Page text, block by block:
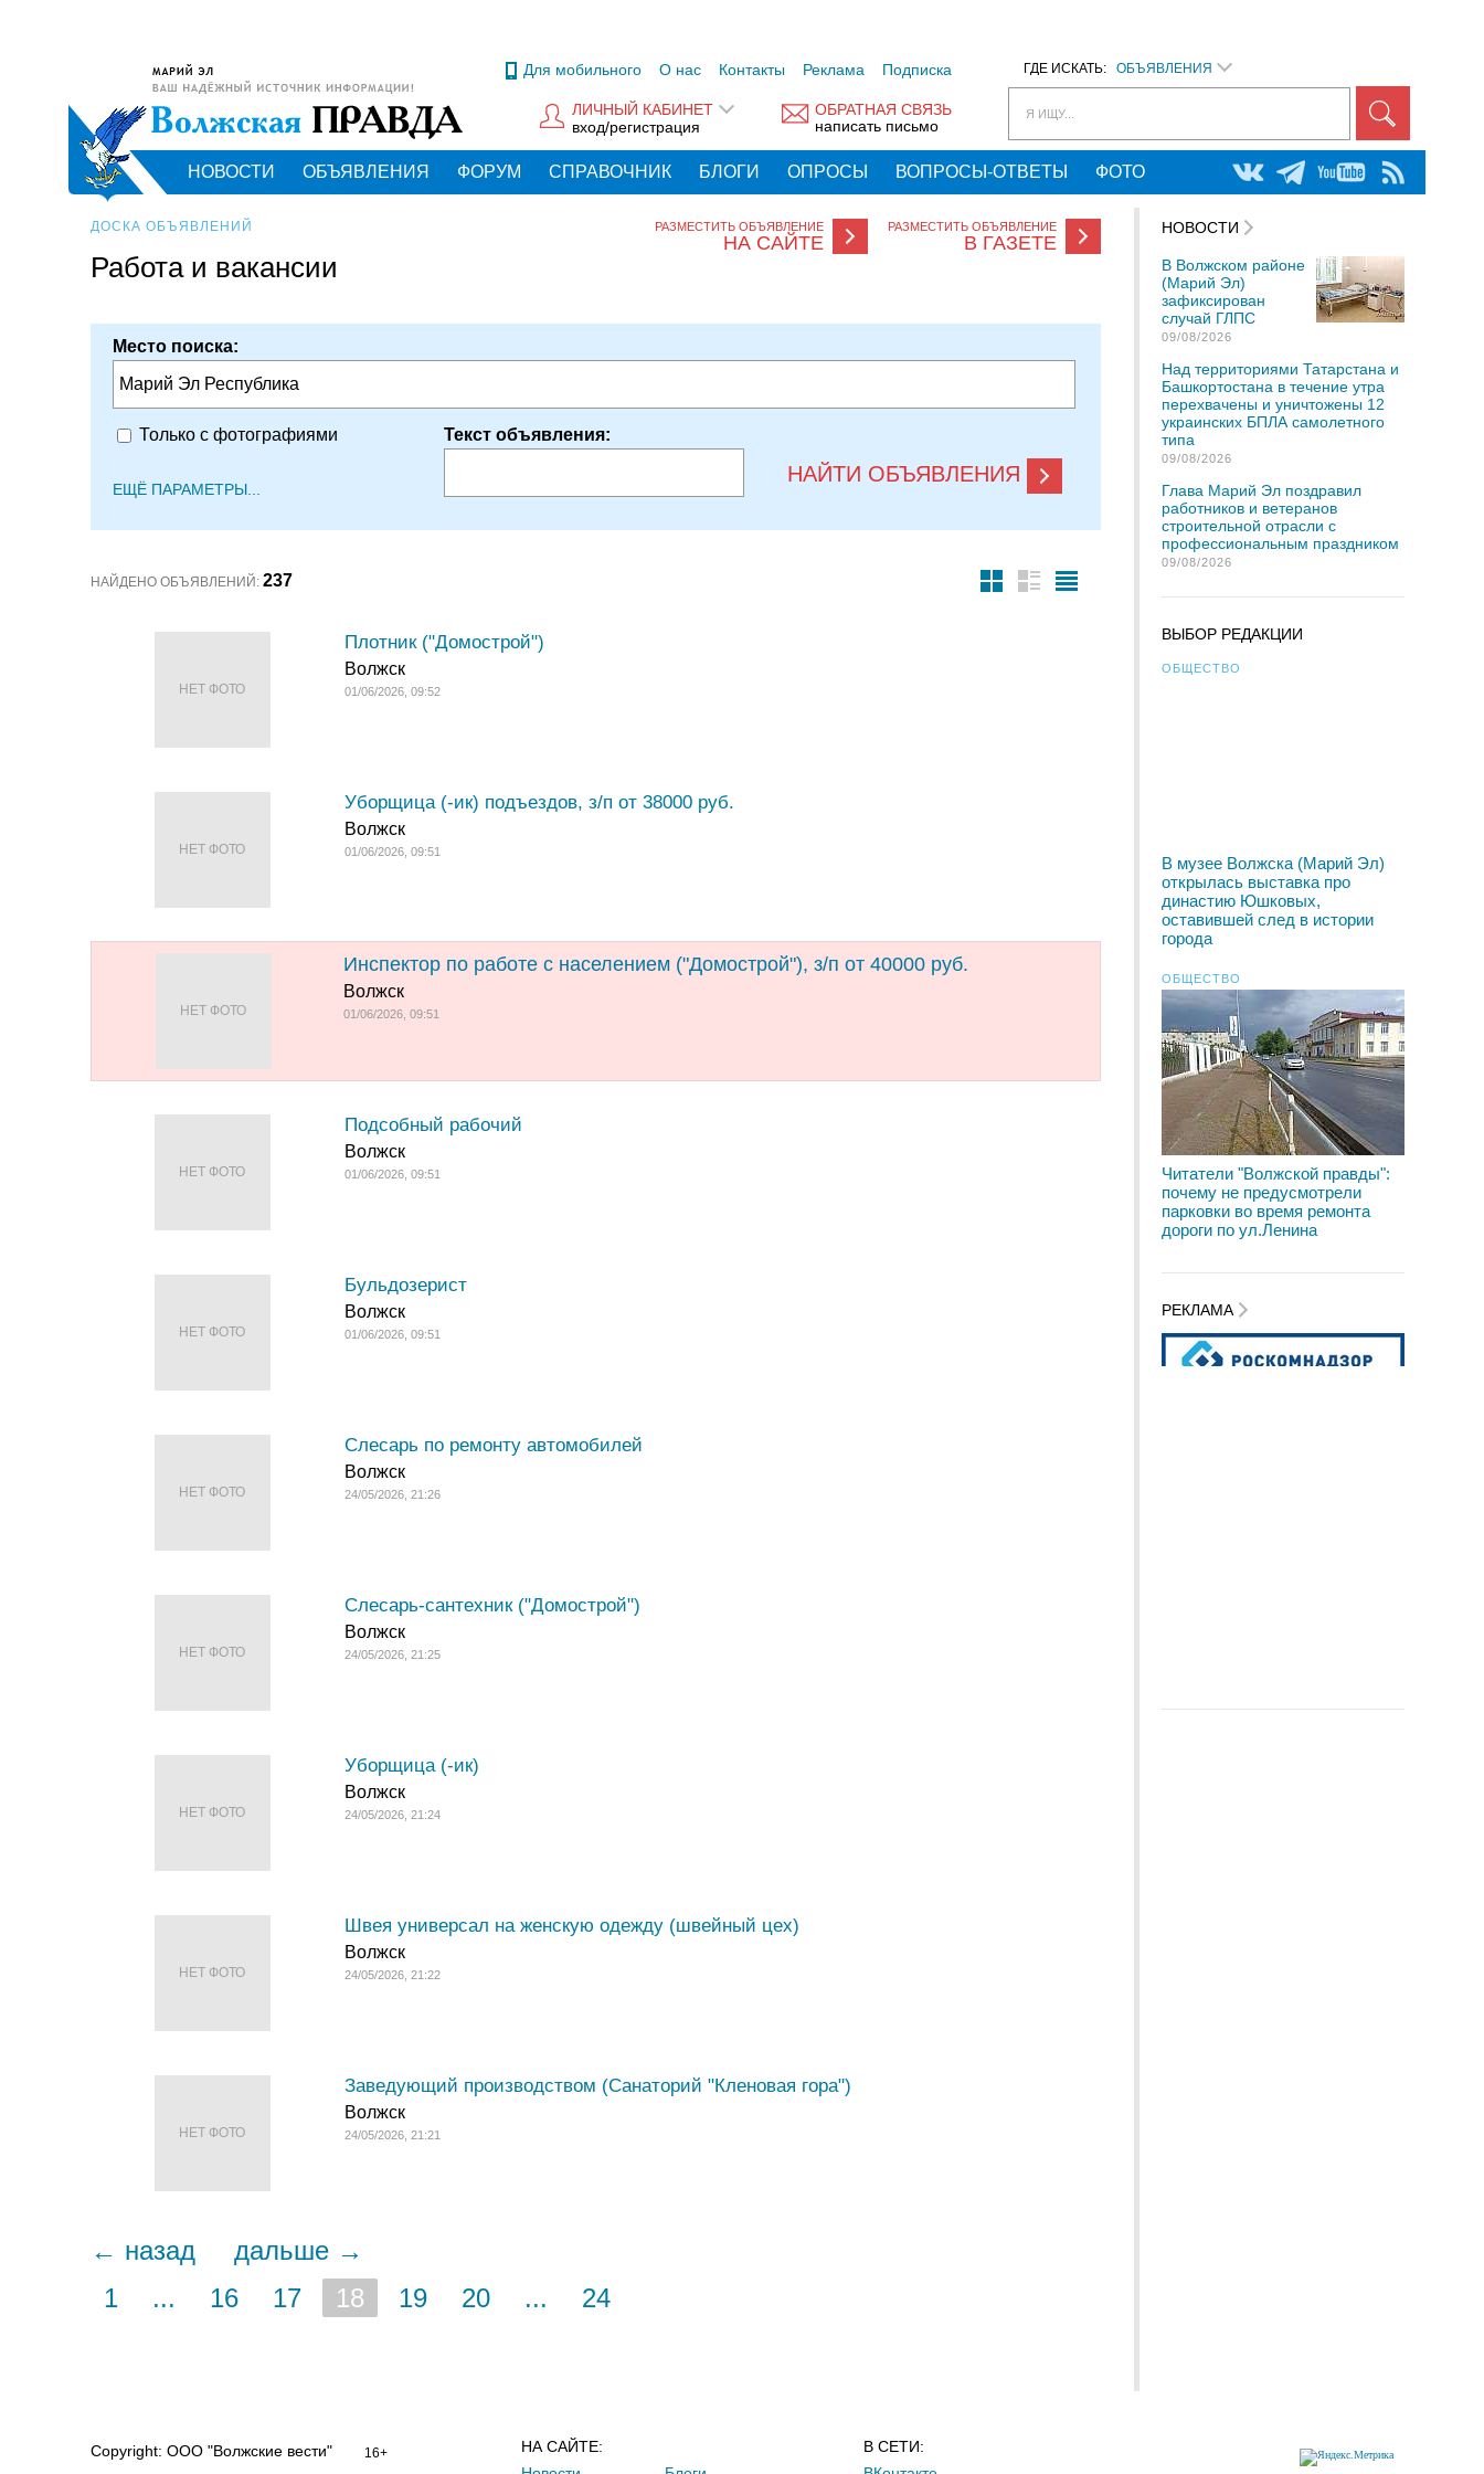
ГДЕ ИСКАТЬ: ОБЪЯВЛЕНИЯ
Я ИЩУ...
Для мобильного О нас Контакты Реклама Подписка
ОБРАТНАЯ СВЯЗЬ
написать письмо
ЛИЧНЫЙ КАБИНЕТ
вход/регистрация
НОВОСТИ ОБЪЯВЛЕНИЯ ФОРУМ СПРАВОЧНИК БЛОГИ ОПРОСЫ ВОПРОСЫ-ОТВЕТЫ ФОТО
РАЗМЕСТИТЬ ОБЪЯВЛЕНИЕ
НА САЙТЕ
РАЗМЕСТИТЬ ОБЪЯВЛЕНИЕ
В ГАЗЕТЕ
ДОСКА ОБЪЯВЛЕНИЙ
Работа и вакансии
Место поиска:
Марий Эл Республика
Только с фотографиями Текст объявления:
ЕЩЁ ПАРАМЕТРЫ...
НАЙТИ ОБЪЯВЛЕНИЯ
НАЙДЕНО ОБЪЯВЛЕНИЙ: 237
НЕТ ФОТО
Плотник ("Домострой")
Волжск
01/06/2026, 09:52
НЕТ ФОТО
Уборщица (-ик) подъездов, з/п от 38000 руб.
Волжск
01/06/2026, 09:51
НЕТ ФОТО
Инспектор по работе с населением ("Домострой"), з/п от 40000 руб.
Волжск
01/06/2026, 09:51
НЕТ ФОТО
Подсобный рабочий
Волжск
01/06/2026, 09:51
НЕТ ФОТО
Бульдозерист
Волжск
01/06/2026, 09:51
НЕТ ФОТО
Слесарь по ремонту автомобилей
Волжск
24/05/2026, 21:26
НЕТ ФОТО
Слесарь-сантехник ("Домострой")
Волжск
24/05/2026, 21:25
НЕТ ФОТО
Уборщица (-ик)
Волжск
24/05/2026, 21:24
НЕТ ФОТО
Швея универсал на женскую одежду (швейный цех)
Волжск
24/05/2026, 21:22
НЕТ ФОТО
Заведующий производством (Санаторий "Кленовая гора")
Волжск
24/05/2026, 21:21
← назад
дальше →
1
... 16 17 18 19 20 ... 24
НОВОСТИ
В Волжском районе
(Марий Эл)
зафиксирован
случай ГЛПС
09/08/2026
Над территориями Татарстана и
Башкортостана в течение утра
перехвачены и уничтожены 12
украинских БПЛА самолетного
типа
09/08/2026
Глава Марий Эл поздравил
работников и ветеранов
строительной отрасли с
профессиональным праздником
09/08/2026
ВЫБОР РЕДАКЦИИ
ОБЩЕСТВО
В музее Волжска (Марий Эл)
открылась выставка про
династию Юшковых,
оставившей след в истории
города
ОБЩЕСТВО
Читатели "Волжской правды":
почему не предусмотрели
парковки во время ремонта
дороги по ул.Ленина
РЕКЛАМА
Copyright: ООО "Волжские вести" 16+
НА САЙТЕ:
В СЕТИ: